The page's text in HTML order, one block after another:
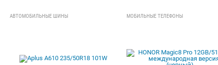
АВТОМОБИЛЬНЫЕ ШИНЫ МОБИЛЬНЫЕ ТЕЛЕФОНЫ